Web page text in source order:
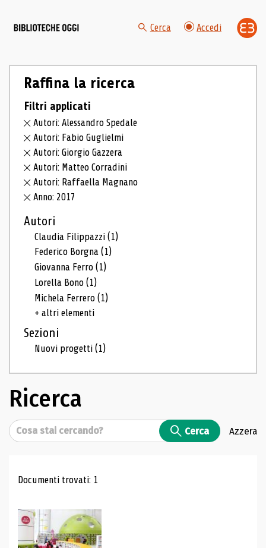
Cerca Accedi
Raffina la ricerca
Filtri applicati
Autori: Alessandro Spedale
Autori: Fabio Guglielmi
Autori: Giorgio Gazzera
Autori: Matteo Corradini
Autori: Raffaella Magnano
Anno: 2017
Autori
Claudia Filippazzi(1)
Federico Borgna(1)
Giovanna Ferro(1)
Lorella Bono(1)
Michela Ferrero(1)
+ altri elementi
Sezioni
Nuovi progetti(1)
Ricerca
Cerca Cerca Azzera
Risultati di ricerca
Documenti trovati: 1